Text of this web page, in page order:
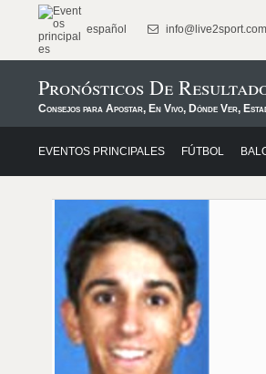
español info@live2sport.com
Pronósticos De
Consejos para Apostar, En Vivo, Dónde Ver,
EVENTOS PRINCIPALES FÚTBOL